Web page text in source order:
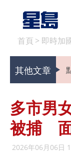
首頁 > 即時加
其他文章
多市男
被捕
2026年06月06日